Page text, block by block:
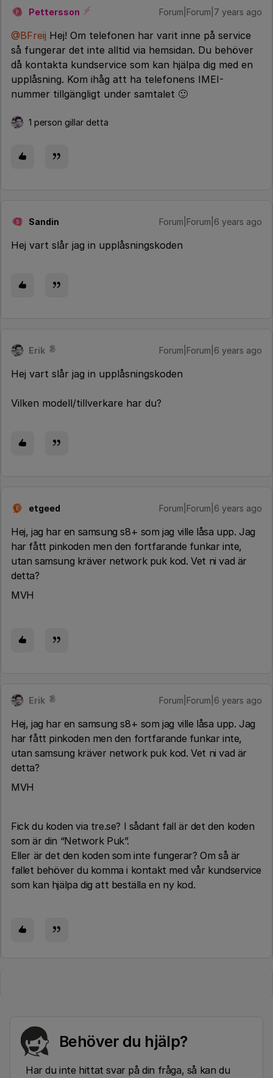
P Pettersson Forum|Forum|7 years ago
@BFreij Hej! Om telefonen har varit inne på service
så fungerar det inte alltid via hemsidan. Du behöver
då kontakta kundservice som kan hjälpa dig med en
upplåsning. Kom ihåg att ha telefonens IMEI-
nummer tillgängligt under samtalet 🙂
1 person gillar detta
S Sandin Forum|Forum|6 years ago
Hej vart slår jag in upplåsningskoden
Erik Forum|Forum|6 years ago
Hej vart slår jag in upplåsningskoden
Vilken modell/tillverkare har du?
E etgeed Forum|Forum|6 years ago
Hej, jag har en samsung s8+ som jag ville låsa upp. Jag
har fått pinkoden men den fortfarande funkar inte,
utan samsung kräver network puk kod. Vet ni vad är
detta?
MVH
Erik Forum|Forum|6 years ago
Hej, jag har en samsung s8+ som jag ville låsa upp. Jag
har fått pinkoden men den fortfarande funkar inte,
utan samsung kräver network puk kod. Vet ni vad är
detta?
MVH
Fick du koden via tre.se? I sådant fall är det den koden
som är din “Network Puk”.
Eller är det den koden som inte fungerar? Om så är
fallet behöver du komma i kontakt med vår kundservice
som kan hjälpa dig att beställa en ny kod.
Behöver du hjälp?
Har du inte hittat svar på din fråga, så kan du